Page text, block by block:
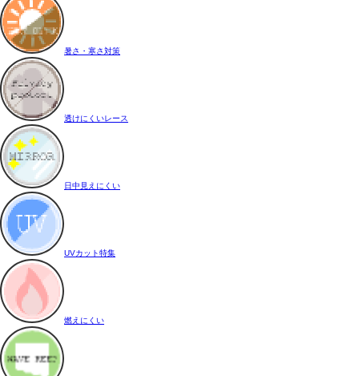
暑さ・寒さ対策
透けにくいレース
日中見えにくい
UVカット特集
燃えにくい